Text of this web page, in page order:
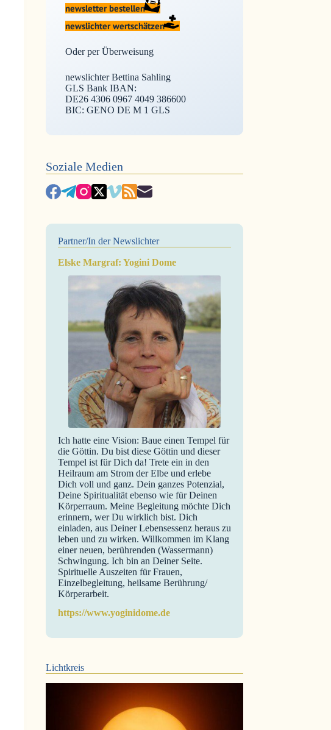
newsletter bestellen
newslichter wertschätzen
Oder per Überweisung
newslichter Bettina Sahling
GLS Bank IBAN:
DE26 4306 0967 4049 386600
BIC: GENO DE M 1 GLS
Soziale Medien
Partner/In der Newslichter
Elske Margraf: Yogini Dome
Ich hatte eine Vision: Baue einen Tempel für
die Göttin. Du bist diese Göttin und dieser
Tempel ist für Dich da! Trete ein in den
Heilraum am Strom der Elbe und erlebe
Dich voll und ganz. Dein ganzes Potenzial,
Deine Spiritualität ebenso wie für Deinen
Körperraum. Meine Begleitung möchte Dich
erinnern, wer Du wirklich bist. Dich
einladen, aus Deiner Lebensessenz heraus zu
leben und zu wirken. Willkommen im Klang
einer neuen, berührenden (Wassermann)
Schwingung. Ich bin an Deiner Seite.
Spirituelle Auszeiten für Frauen,
Einzelbegleitung, heilsame Berührung/
Körperarbeit.
https://www.yoginidome.de
Lichtkreis